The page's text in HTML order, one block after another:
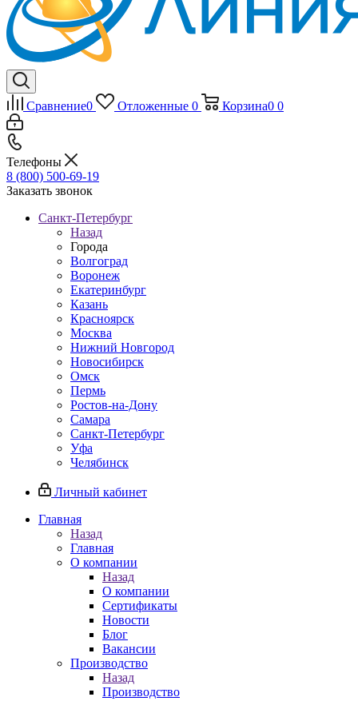
Сравнение0 Отложенные 0 Корзина0 0
Телефоны
8 (800) 500-69-19
Заказать звонок
Санкт-Петербург
Назад
Города
Волгоград
Воронеж
Екатеринбург
Казань
Красноярск
Москва
Нижний Новгород
Новосибирск
Омск
Пермь
Ростов-на-Дону
Самара
Санкт-Петербург
Уфа
Челябинск
Личный кабинет
Главная
Назад
Главная
О компании
Назад
О компании
Сертификаты
Новости
Блог
Вакансии
Производство
Назад
Производство